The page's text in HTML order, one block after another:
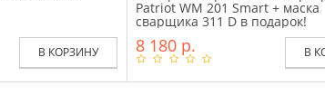
В КОРЗИНУ
Patriot WM 201 Smart + маска
сварщика 311 D в подарок!
8 180 р. В